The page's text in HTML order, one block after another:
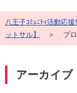
八王子ｺﾐｭﾆﾃｨ活動応
ットサル】
＞ ブ
アーカイブ